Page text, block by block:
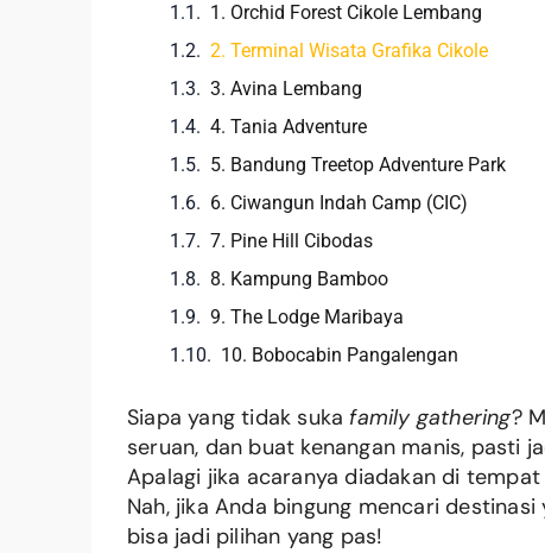
1. Orchid Forest Cikole Lembang
2. Terminal Wisata Grafika Cikole
3. Avina Lembang
4. Tania Adventure
5. Bandung Treetop Adventure Park
6. Ciwangun Indah Camp (CIC)
7. Pine Hill Cibodas
8. Kampung Bamboo
9. The Lodge Maribaya
10. Bobocabin Pangalengan
Siapa yang tidak suka family gathering?
seruan, dan buat kenangan manis, pasti
Apalagi jika acaranya diadakan di
Nah, jika Anda bingung mencari
bisa jadi pilihan yang pas!